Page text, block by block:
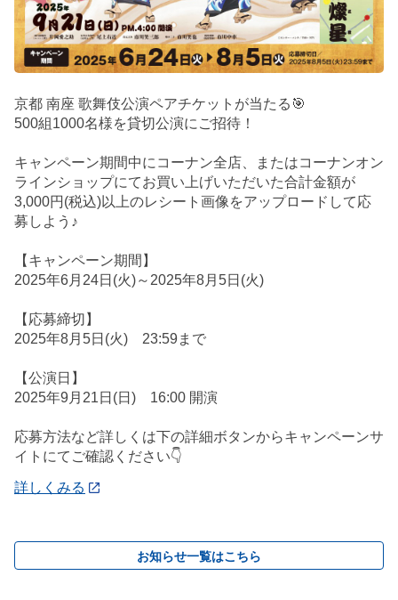
京都 南座 歌舞伎公演ペアチケットが当たる🎯
500組1000名様を貸切公演にご招待！
キャンペーン期間中にコーナン全店、またはコーナンオン
ラインショップにてお買い上げいただいた合計金額が
3,000円(税込)以上のレシート画像をアップロードして応
募しよう♪
【キャンペーン期間】
2025年6月24日(火)～2025年8月5日(火)
【応募締切】
2025年8月5日(火) 23:59まで
【公演日】
2025年9月21日(日) 16:00 開演
応募方法など詳しくは下の詳細ボタンからキャンペーンサ
イトにてご確認ください👇
詳しくみる
お知らせ一覧はこちら